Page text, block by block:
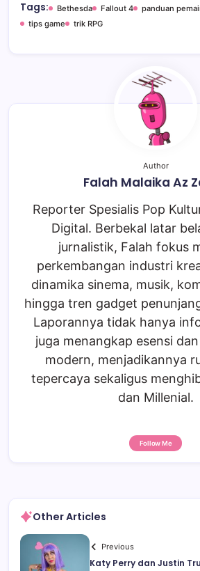
Tags: Bethesda Fallout 4 panduan
tips game
trik RPG
Author
Falah Malaika Az
Reporter Spesialis Pop
Digital. Berbekal latar
jurnalistik, Falah fokus
perkembangan industri
dinamika sinema, musik,
hingga tren gadget
Laporannya tidak hanya
juga menangkap esensi
modern, menjadikannya
tepercaya sekaligus
dan Millenial.
Follow Me
Other Articles
Previous
Katy Perry dan Justin